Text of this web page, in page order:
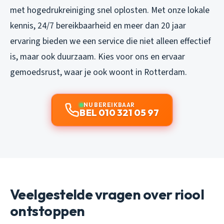
met hogedrukreiniging snel oplosten. Met onze lokale
kennis, 24/7 bereikbaarheid en meer dan 20 jaar
ervaring bieden we een service die niet alleen effectief
is, maar ook duurzaam. Kies voor ons en ervaar
gemoedsrust, waar je ook woont in Rotterdam.
NU BEREIKBAAR
BEL 010 321 05 97
Veelgestelde vragen over riool
ontstoppen